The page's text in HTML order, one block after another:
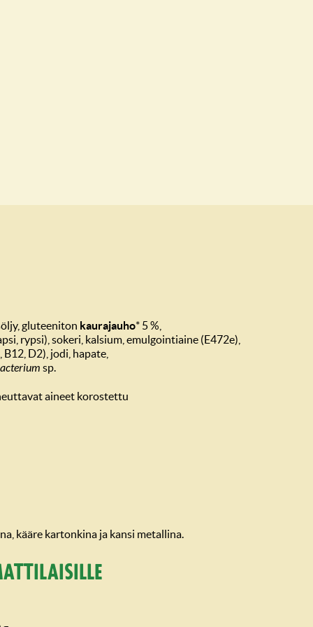
gluteeniton kaurajauho* 5 %,
rypsi), sokeri, kalsium, emulgointiaine (E472e),
D2), jodi, hapate,
sp.
aineet korostettu
kääre kartonkina ja kansi metallina.